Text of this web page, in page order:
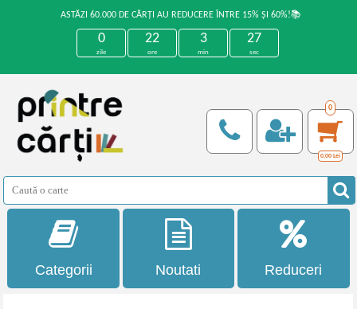
ASTĂZI 60.000 DE CĂRȚI AU REDUCERE ÎNTRE 15% ȘI 60%!📚
0
zile
22
ore
3
min
26
sec
0
0,00 Lei
Categorii Noutati Reduceri